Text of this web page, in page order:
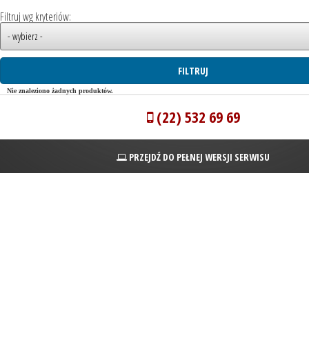
Filtruj wg kryteriów:
Nie znaleziono żadnych produktów.
(22) 532 69 69
PRZEJDŹ DO PEŁNEJ WERSJI SERWISU